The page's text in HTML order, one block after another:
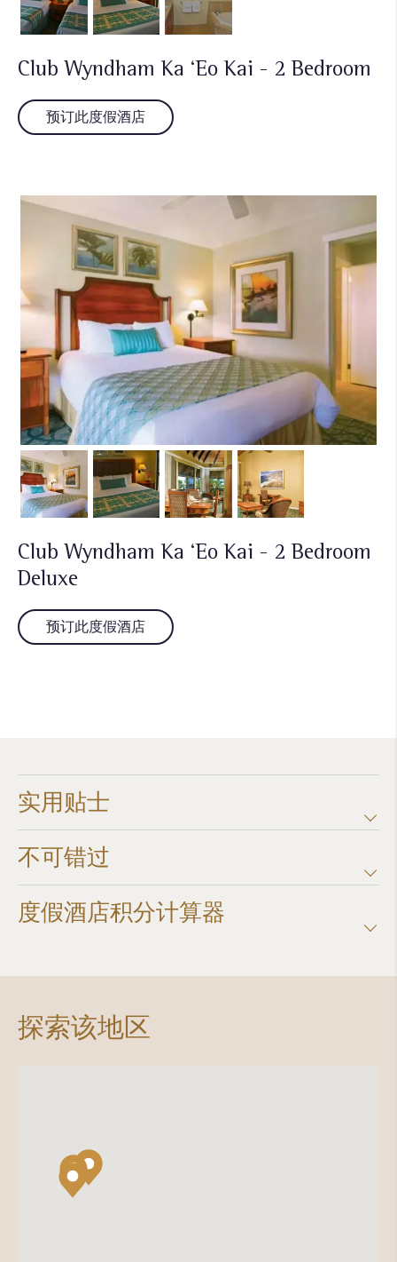
Club Wyndham Ka ‘Eo Kai - 2 Bedroom
预订此度假酒店
Club Wyndham Ka ‘Eo Kai - 2 Bedroom
Deluxe
预订此度假酒店
实用贴士
不可错过
度假酒店积分计算器​
探索该地区